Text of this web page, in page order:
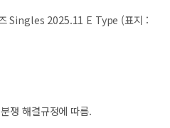
Singles 2025.11 E Type (표지 :
쟁 해결규정에 따름.